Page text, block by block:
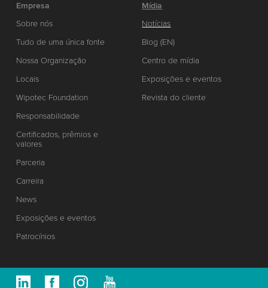
Empresa
Sobre nós
Tudo de uma única fonte
Nossa Organização
Locais
Wipotec Foundation
Responsabilidade
Certificados, prêmios e
valores
Parceria
Carreira
News
Exposições e eventos
Patrocínios
Mídia
Notícias
Blog (EN)
Centro de mídia
Exposições e eventos
Revista do cliente